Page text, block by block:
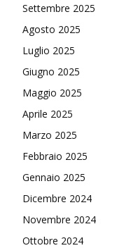
Settembre 2025
Agosto 2025
Luglio 2025
Giugno 2025
Maggio 2025
Aprile 2025
Marzo 2025
Febbraio 2025
Gennaio 2025
Dicembre 2024
Novembre 2024
Ottobre 2024